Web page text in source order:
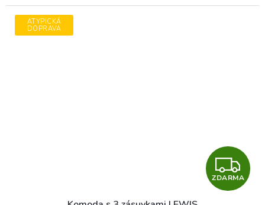
ATYPICKÁ
DOPRAVA
Z
D
ZDARMA